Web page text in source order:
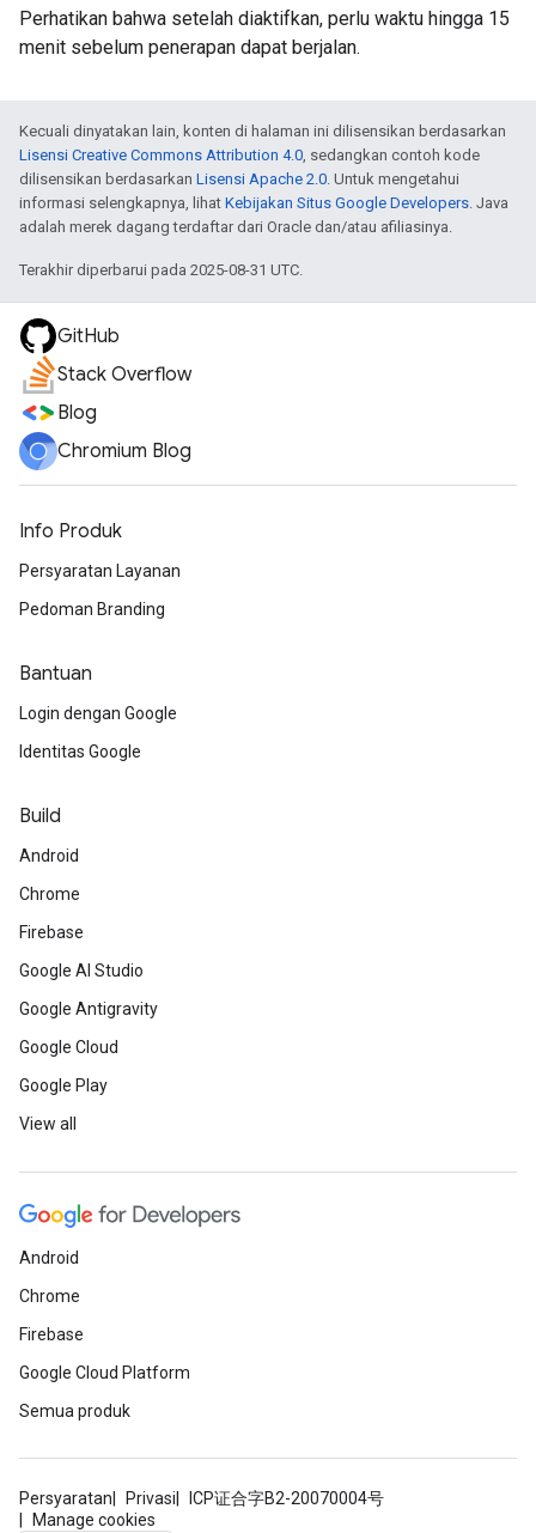
Perhatikan bahwa setelah diaktifkan, perlu waktu hingga 15
menit sebelum penerapan dapat berjalan.
Kecuali dinyatakan lain, konten di halaman ini dilisensikan berdasarkan
Lisensi Creative Commons Attribution 4.0, sedangkan contoh kode
dilisensikan berdasarkan Lisensi Apache 2.0. Untuk mengetahui
informasi selengkapnya, lihat Kebijakan Situs Google Developers. Java
adalah merek dagang terdaftar dari Oracle dan/atau afiliasinya.
Terakhir diperbarui pada 2025-08-31 UTC.
GitHub
Stack Overflow
Blog
Chromium Blog
Info Produk
Persyaratan Layanan
Pedoman Branding
Bantuan
Login dengan Google
Identitas Google
Build
Android
Chrome
Firebase
Google AI Studio
Google Antigravity
Google Cloud
Google Play
View all
Android
Chrome
Firebase
Google Cloud Platform
Semua produk
Persyaratan Privasi
ICP证合字B2-20070004号
Manage cookies